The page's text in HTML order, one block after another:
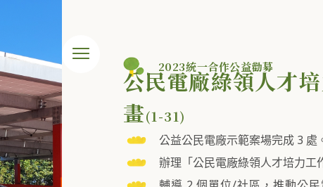
2023統一合作公益勸募
公民電廠綠領人才
畫(1-31)
公益公民電廠示範案場完成 3 處
辦理「公民電廠綠領人才培力工